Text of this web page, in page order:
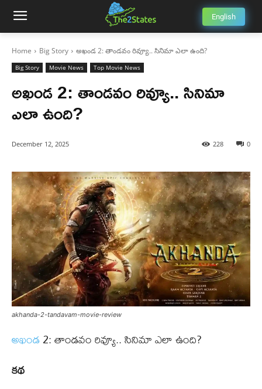
English
Home Big Story అఖండ 2: తాండవం రివ్యూ.. సినిమా ఎలా ఉంది?
Big Story Movie News Top Movie News
అఖండ 2: తాండవం రివ్యూ.. సినిమా
ఎలా ఉంది?
December 12, 2025 0
228
akhanda-2-tandavam-movie-review
అఖండ2: తాండవం రివ్యూ.. సినిమా ఎలా ఉంది?
కథ